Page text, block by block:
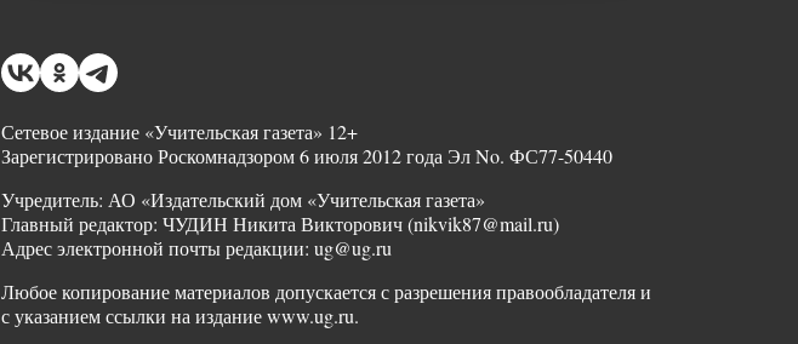
Сетевое издание «Учительская газета» 12+
Зарегистрировано Роскомнадзором 6 июля 2012 года Эл No. ФС77-50440
Учредитель: АО «Издательский дом «Учительская газета»
Главный редактор: ЧУДИН Никита Викторович (nikvik87@mail.ru)
Адрес электронной почты редакции: ug@ug.ru
Любое копирование материалов допускается с разрешения правообладателя и
с указанием ссылки на издание www.ug.ru.